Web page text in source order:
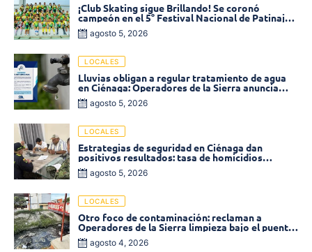
¡Club Skating sigue Brillando! Se coronó
campeón en el 5° Festival Nacional de Patinaje
«Soledad sobre Ruedas»
agosto 5, 2026
LOCALES
Lluvias obligan a regular tratamiento de agua
en Ciénaga: Operadores de la Sierra anuncia
baja presión en varios sectores
agosto 5, 2026
LOCALES
Estrategias de seguridad en Ciénaga dan
positivos resultados: tasa de homicidios
disminuyó un 58% en 2026
agosto 5, 2026
LOCALES
Otro foco de contaminación: reclaman a
Operadores de la Sierra limpieza bajo el puente
de la calle 19 con carrera 11
agosto 4, 2026